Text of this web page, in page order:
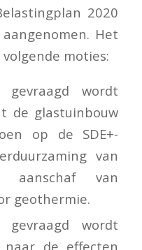
2020
Het
moties:
wordt
de glastuinbouw
op de SDE+-
van
aanschaf van
geothermie.
wordt
de effecten